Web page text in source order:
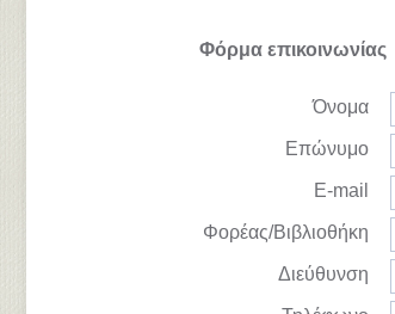
Φόρμα επικοινωνίας
Όνομα
Επώνυμο
E-mail
Φορέας/Βιβλιοθήκη
Διεύθυνση